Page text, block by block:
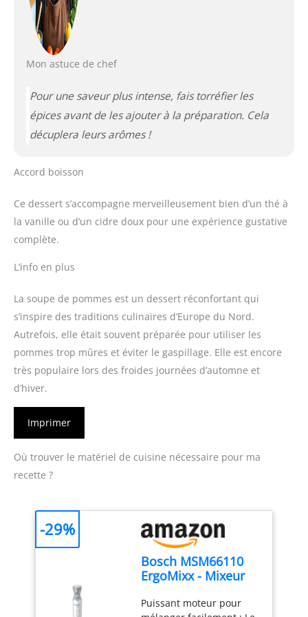
Mon astuce de chef
Pour une saveur plus intense, fais torréfier les
épices avant de les ajouter à la préparation. Cela
décuplera leurs arômes !
Accord boisson
Ce dessert s’accompagne merveilleusement bien d’un thé à
la vanille ou d’un cidre doux pour une expérience gustative
complète.
L’info en plus
La soupe de pommes est un dessert réconfortant qui
s’inspire des traditions culinaires d’Europe du Nord.
Autrefois, elle était souvent préparée pour utiliser les
pommes trop mûres et éviter le gaspillage. Elle est encore
très populaire lors des froides journées d’automne et
d’hiver.
Imprimer
Où trouver le matériel de cuisine nécessaire pour ma
recette ?
Bosch MSM66110
ErgoMixx - Mixeur
vitesses
Puissant moteur pour
-29%